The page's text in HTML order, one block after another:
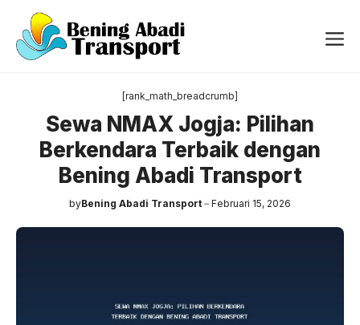
Langsung
[rank_math_breadcrumb]
Sewa NMAX Jogja: Pilihan
Berkendara Terbaik dengan
Bening Abadi Transport
byBening Abadi Transport Februari 15, 2026